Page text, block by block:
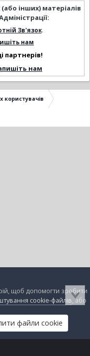
інших) матеріалів
Зв'язок.
нам
партнерів!
нам
щоб допомогти зробити
cookie-файлів, або
файли cookie
Непрочитані Реєстрація